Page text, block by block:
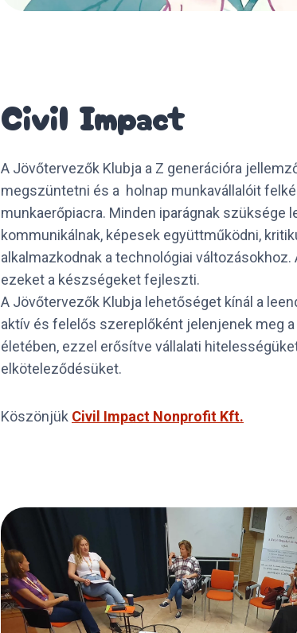
Civil Impact
A Jövőtervezők Klubja a Z generációra
megszüntetni és a holnap munkavállalóit
munkaerőpiacra. Minden iparágnak szüksége
kommunikálnak, képesek együttműködni,
alkalmazkodnak a technológiai
ezeket a készségeket fejleszti.
A Jövőtervezők Klubja lehetőséget kínál a
aktív és felelős szereplőként jelenjenek meg
életében, ezzel erősítve vállalati
elköteleződésüket.
Köszönjük Civil Impact Nonprofit Kft.